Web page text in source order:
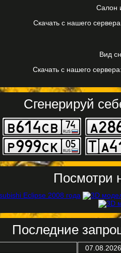
Салон
Скачать с нашего
Вид
Скачать с нашего сервера:
Сгенерируй
Посмотри
Последние